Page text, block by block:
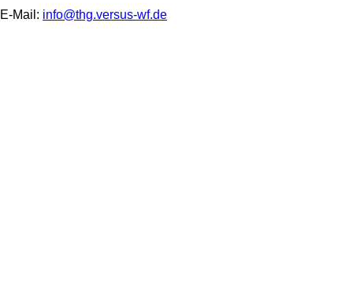
E-Mail: info@thg.versus-wf.de